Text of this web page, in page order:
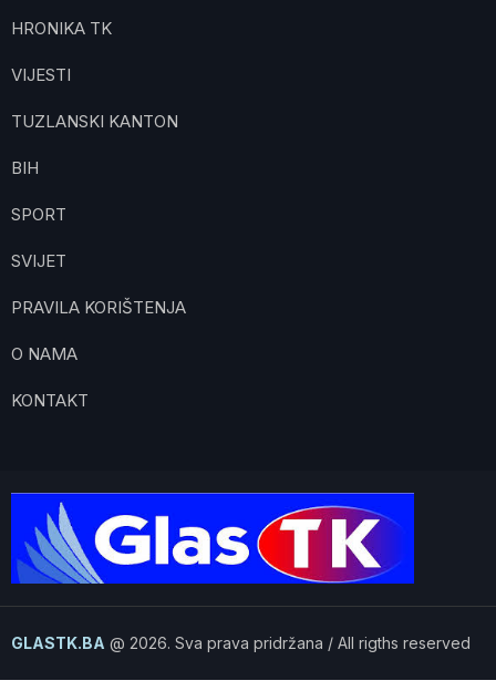
HRONIKA TK
VIJESTI
TUZLANSKI KANTON
BIH
SPORT
SVIJET
PRAVILA KORIŠTENJA
O NAMA
KONTAKT
GLASTK.BA @ 2026. Sva prava pridržana / All rigths reserved